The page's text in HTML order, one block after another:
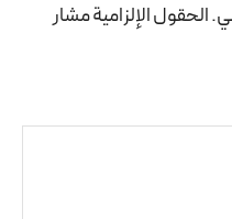
الحقول الإلزامية مشار